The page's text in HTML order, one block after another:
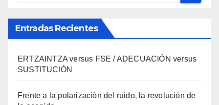
Entradas Recientes
ERTZAINTZA versus FSE / ADECUACIÓN versus
SUSTITUCIÓN
Frente a la polarización del ruido, la revolución de